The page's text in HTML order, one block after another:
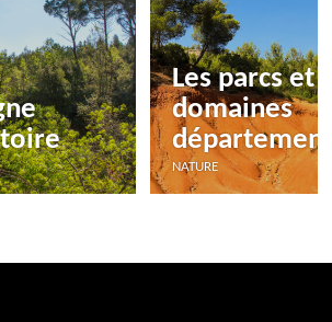
Les parcs et
domaines
NATURE